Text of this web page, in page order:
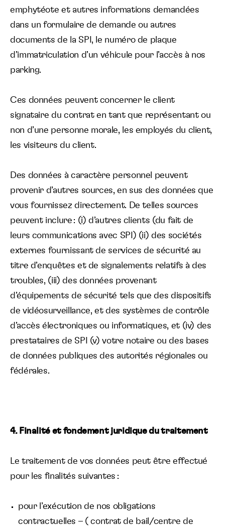
emphytéote et autres informations demandées
dans un formulaire de demande ou autres
documents de la SPI, le numéro de plaque
d’immatriculation d’un véhicule pour l’accès à nos
parking.
Ces données peuvent concerner le client
signataire du contrat en tant que représentant ou
non d’une personne morale, les employés du client,
les visiteurs du client.
Des données à caractère personnel peuvent
provenir d’autres sources, en sus des données que
vous fournissez directement. De telles sources
peuvent inclure : (i) d’autres clients (du fait de
leurs communications avec SPI) (ii) des sociétés
externes fournissant de services de sécurité au
titre d’enquêtes et de signalements relatifs à des
troubles, (iii) des données provenant
d’équipements de sécurité tels que des dispositifs
de vidéosurveillance, et des systèmes de contrôle
d’accès électroniques ou informatiques, et (iv) des
prestataires de SPI (v) votre notaire ou des bases
de données publiques des autorités régionales ou
fédérales.
4. Finalité et fondement juridique du traitement
Le traitement de vos données peut être effectué
pour les finalités suivantes :
pour l’exécution de nos obligations
contractuelles – ( contrat de bail/centre de